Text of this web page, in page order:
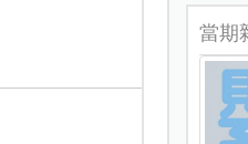
當期